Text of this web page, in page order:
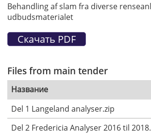
Behandling af slam fra diverse
udbudsmaterialet
Files from main tender
Название
Del 1 Langeland analyser.zip
Del 2 Fredericia Analyser 2016 til